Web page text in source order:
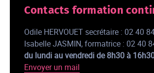
Contacts formation
Odile HERVOUET secrétaire : 02 40
Isabelle JASMIN, formatrice : 02 40
du lundi au vendredi de 8h30 à
Envoyer un mail